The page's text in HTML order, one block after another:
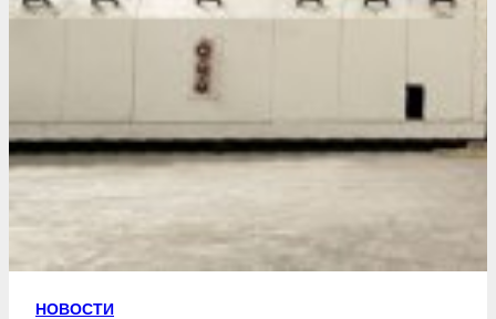
НОВОСТИ